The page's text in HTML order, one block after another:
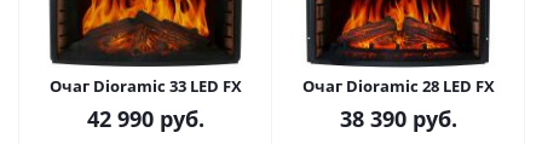
Очаг Dioramic 33 LED FX
42 990руб.
Очаг Dioramic 28 LED FX
38 390руб.